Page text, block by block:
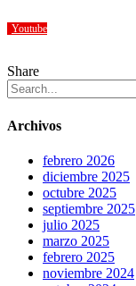
Youtube
Share
Archivos
febrero 2026
diciembre 2025
octubre 2025
septiembre 2025
julio 2025
marzo 2025
febrero 2025
noviembre 2024